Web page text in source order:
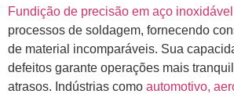
Fundição de precisão em aço inoxidável
processos de soldagem, fornecendo
de material incomparáveis. Sua
defeitos garante operações mais
atrasos. Indústrias como automotivo,